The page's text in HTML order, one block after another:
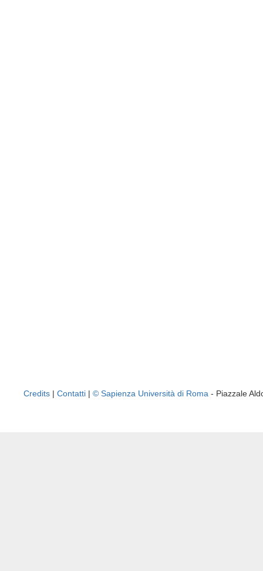
Credits | Contatti | © Sapienza Università di Roma - Piazzale